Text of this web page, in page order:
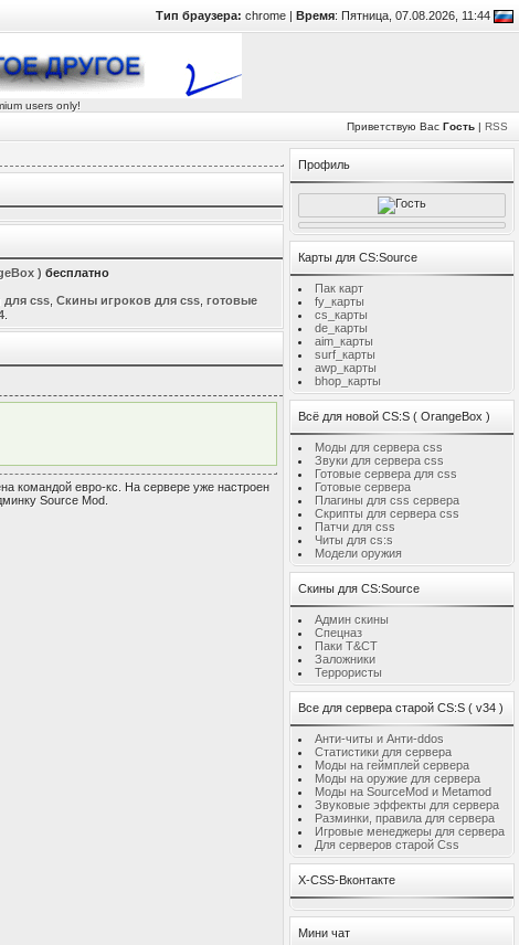
Тип браузера: chrome | Время: Пятница, 07.08.2026, 11:44
users only!
Приветствую Вас Гость | RSS
) бесплатно
css, Скины игроков для css, готовые
.
командой евро-кс. На сервере уже настроен
Source Mod.
Профиль
Карты для CS:Source
Пак карт
fy_карты
cs_карты
de_карты
aim_карты
surf_карты
awp_карты
bhop_карты
Всё для новой CS:S ( OrangeBox )
Моды для сервера css
Звуки для сервера сss
Готовые сервера для css
Готовые сервера
Плагины для css сервера
Скрипты для сервера css
Патчи для css
Читы для cs:s
Модели оружия
Скины для CS:Source
Админ скины
Спецназ
Паки T&CT
Заложники
Террористы
Все для сервера старой CS:S ( v34 )
Анти-читы и Анти-ddos
Статистики для сервера
Моды на геймплей сервера
Моды на оружие для сервера
Моды на SourceMod и Metamod
Звуковые эффекты для сервера
Разминки, правила для сервера
Игровые менеджеры для сервера
Для серверов старой Css
X-CSS-Вконтакте
Мини чат